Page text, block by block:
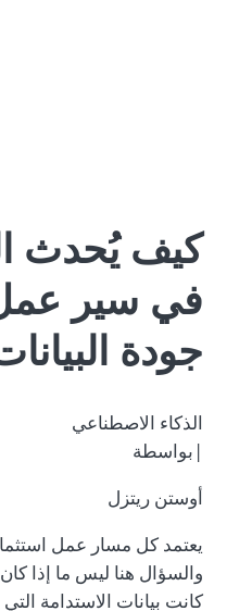
كيف يُحدث
في سير عمل
جودة
الذكاء الاصطناعي
|بواسطة
أوستن ريتزل
يعتمد كل مسار عمل
والسؤال هنا ليس ما إذا
كانت بيانات الاستدامة التي